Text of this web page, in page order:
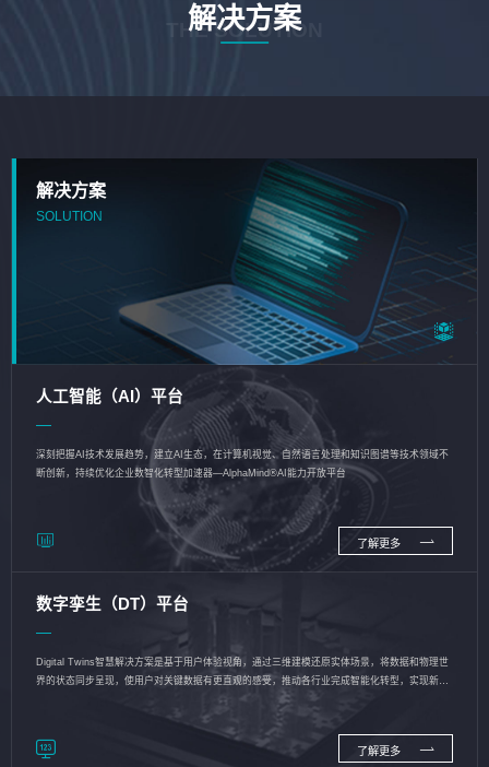
解决方案
THE SOLUTION
解决方案
SOLUTION
人工智能（AI）平台
深刻把握AI技术发展趋势，建立AI生态，在计算机视觉、自然语言处理和知识图谱等技术领域不
断创新，持续优化企业数智化转型加速器—AlphaMind®AI能力开放平台
了解更多
数字孪生（DT）平台
Digital Twins智慧解决方案是基于用户体验视角，通过三维建模还原实体场景，将数据和物理世
界的状态同步呈现，使用户对关键数据有更直观的感受，推动各行业完成智能化转型，实现新旧
了解更多